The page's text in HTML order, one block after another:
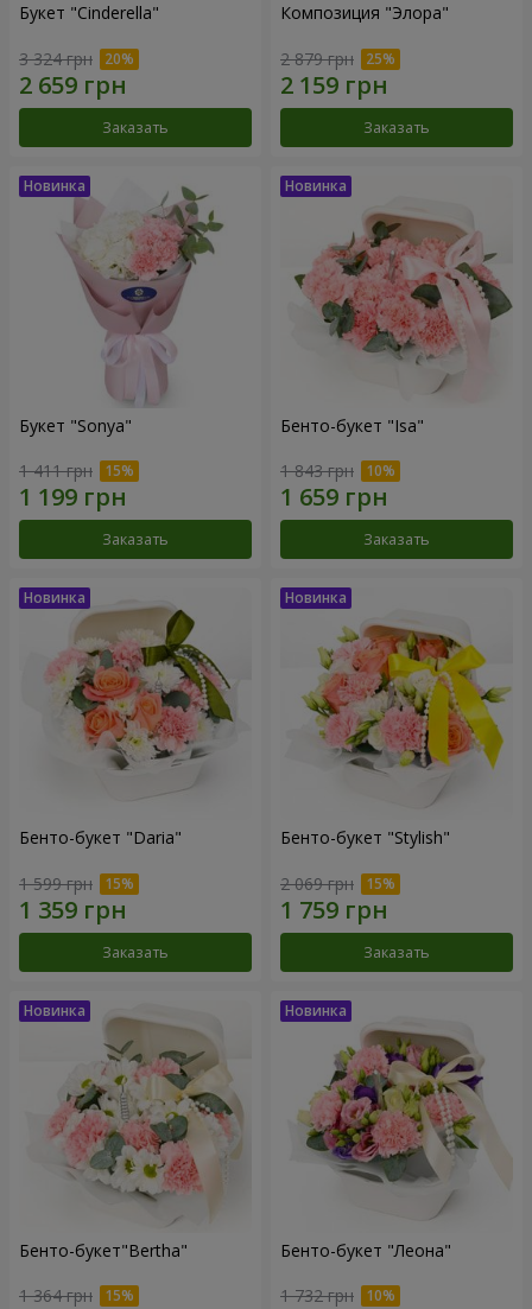
Букет "Cinderella"
3 324 грн
Заказать
Композиция "Элора"
2 879 грн
Заказать
Букет "Sonya"
1 411 грн
Заказать
Бенто-букет "Isa"
1 843 грн
Заказать
Бенто-букет "Daria"
1 599 грн
Заказать
Бенто-букет "Stylish"
2 069 грн
Заказать
Бенто-букет"Bertha"
1 364 грн
Бенто-букет "Леона"
1 732 грн